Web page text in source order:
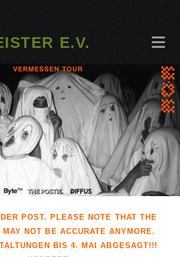
E.V.
POST. PLEASE NOTE THAT THE
MAY NOT BE ACCURATE ANYMORE.
BIS 4. MAI ABGESAGT!!!